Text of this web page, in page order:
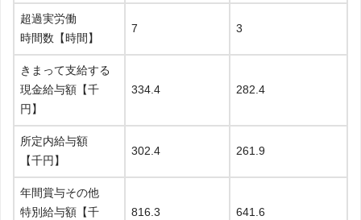
超過実労働
時間数【時間】
7 3
きまって支給する
現金給与額【千
円】
334.4 282.4
所定内給与額
【千円】
302.4 261.9
年間賞与その他
特別給与額【千
816.3 641.6